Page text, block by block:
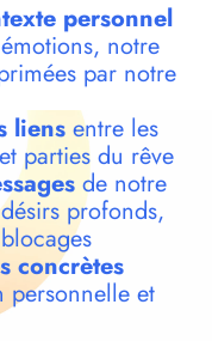
personnel
notre
par notre
liensentre les
parties du rêve
de notre
profonds,
concrètes
personnelle et